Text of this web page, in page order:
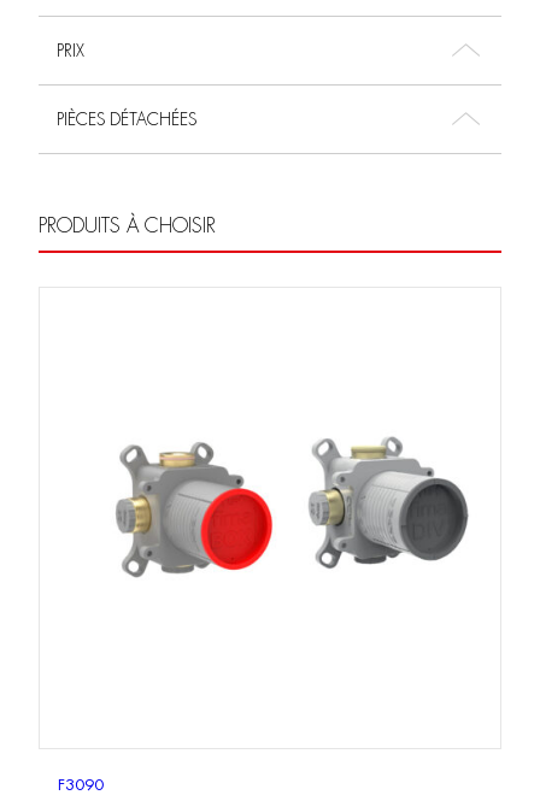
PRIX
PIÈCES DÉTACHÉES
PRODUITS À CHOISIR
F3090